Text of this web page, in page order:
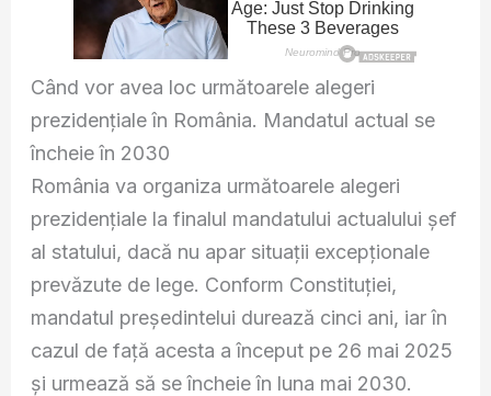
Când vor avea loc următoarele alegeri
prezidențiale în România. Mandatul actual se
încheie în 2030
România va organiza următoarele alegeri
prezidențiale la finalul mandatului actualului șef
al statului, dacă nu apar situații excepționale
prevăzute de lege. Conform Constituției,
mandatul președintelui durează cinci ani, iar în
cazul de față acesta a început pe 26 mai 2025
și urmează să se încheie în luna mai 2030.